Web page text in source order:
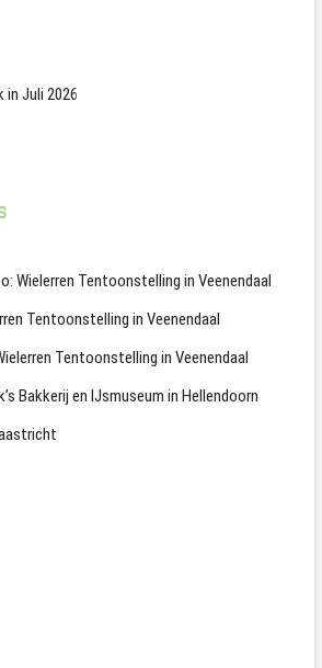
in Juli 2026
Wielerren Tentoonstelling in Veenendaal
Tentoonstelling in Veenendaal
Tentoonstelling in Veenendaal
Bakkerij en IJsmuseum in Hellendoorn